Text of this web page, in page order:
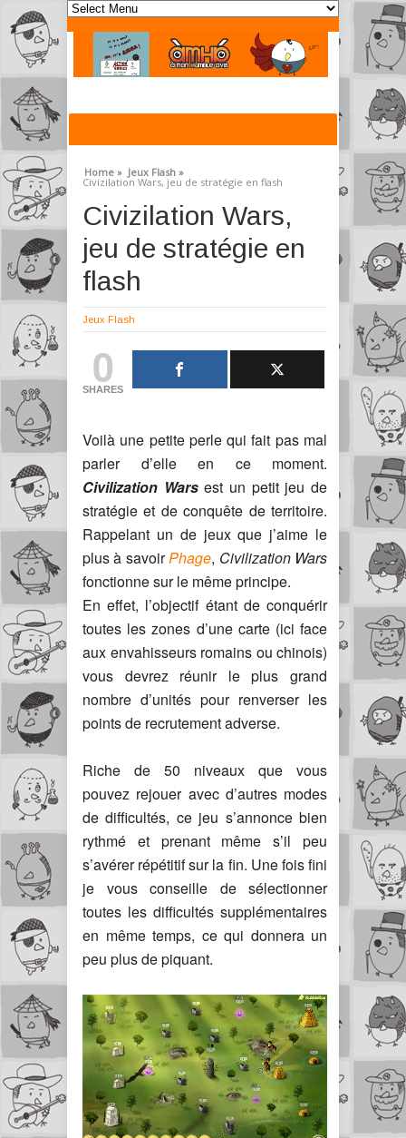
Home » Jeux Flash »
Civizilation Wars, jeu de stratégie en flash
Civizilation Wars,
jeu de stratégie en
flash
Jeux Flash
0
SHARES
Voilà une petite perle qui fait pas mal
parler d’elle en ce moment.
Civilization Warsest un petit jeu de
stratégie et de conquête de territoire.
Rappelant un de jeux que j’aime le
plus à savoirPhage, Civilization Wars
fonctionne sur le même principe.
En effet, l’objectif étant de conquérir
toutes les zones d’une carte (ici face
aux envahisseurs romains ou chinois)
vous devrez réunir le plus grand
nombre d’unités pour renverser les
points de recrutement adverse.
Riche de 50 niveaux que vous
pouvez rejouer avec d’autres modes
de difficultés, ce jeu s’annonce bien
rythmé et prenant même s’il peu
s’avérer répétitif sur la fin. Une fois fini
je vous conseille de sélectionner
toutes les difficultés supplémentaires
en même temps, ce qui donnera un
peu plus de piquant.